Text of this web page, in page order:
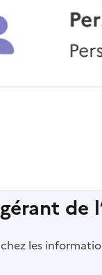
de
les